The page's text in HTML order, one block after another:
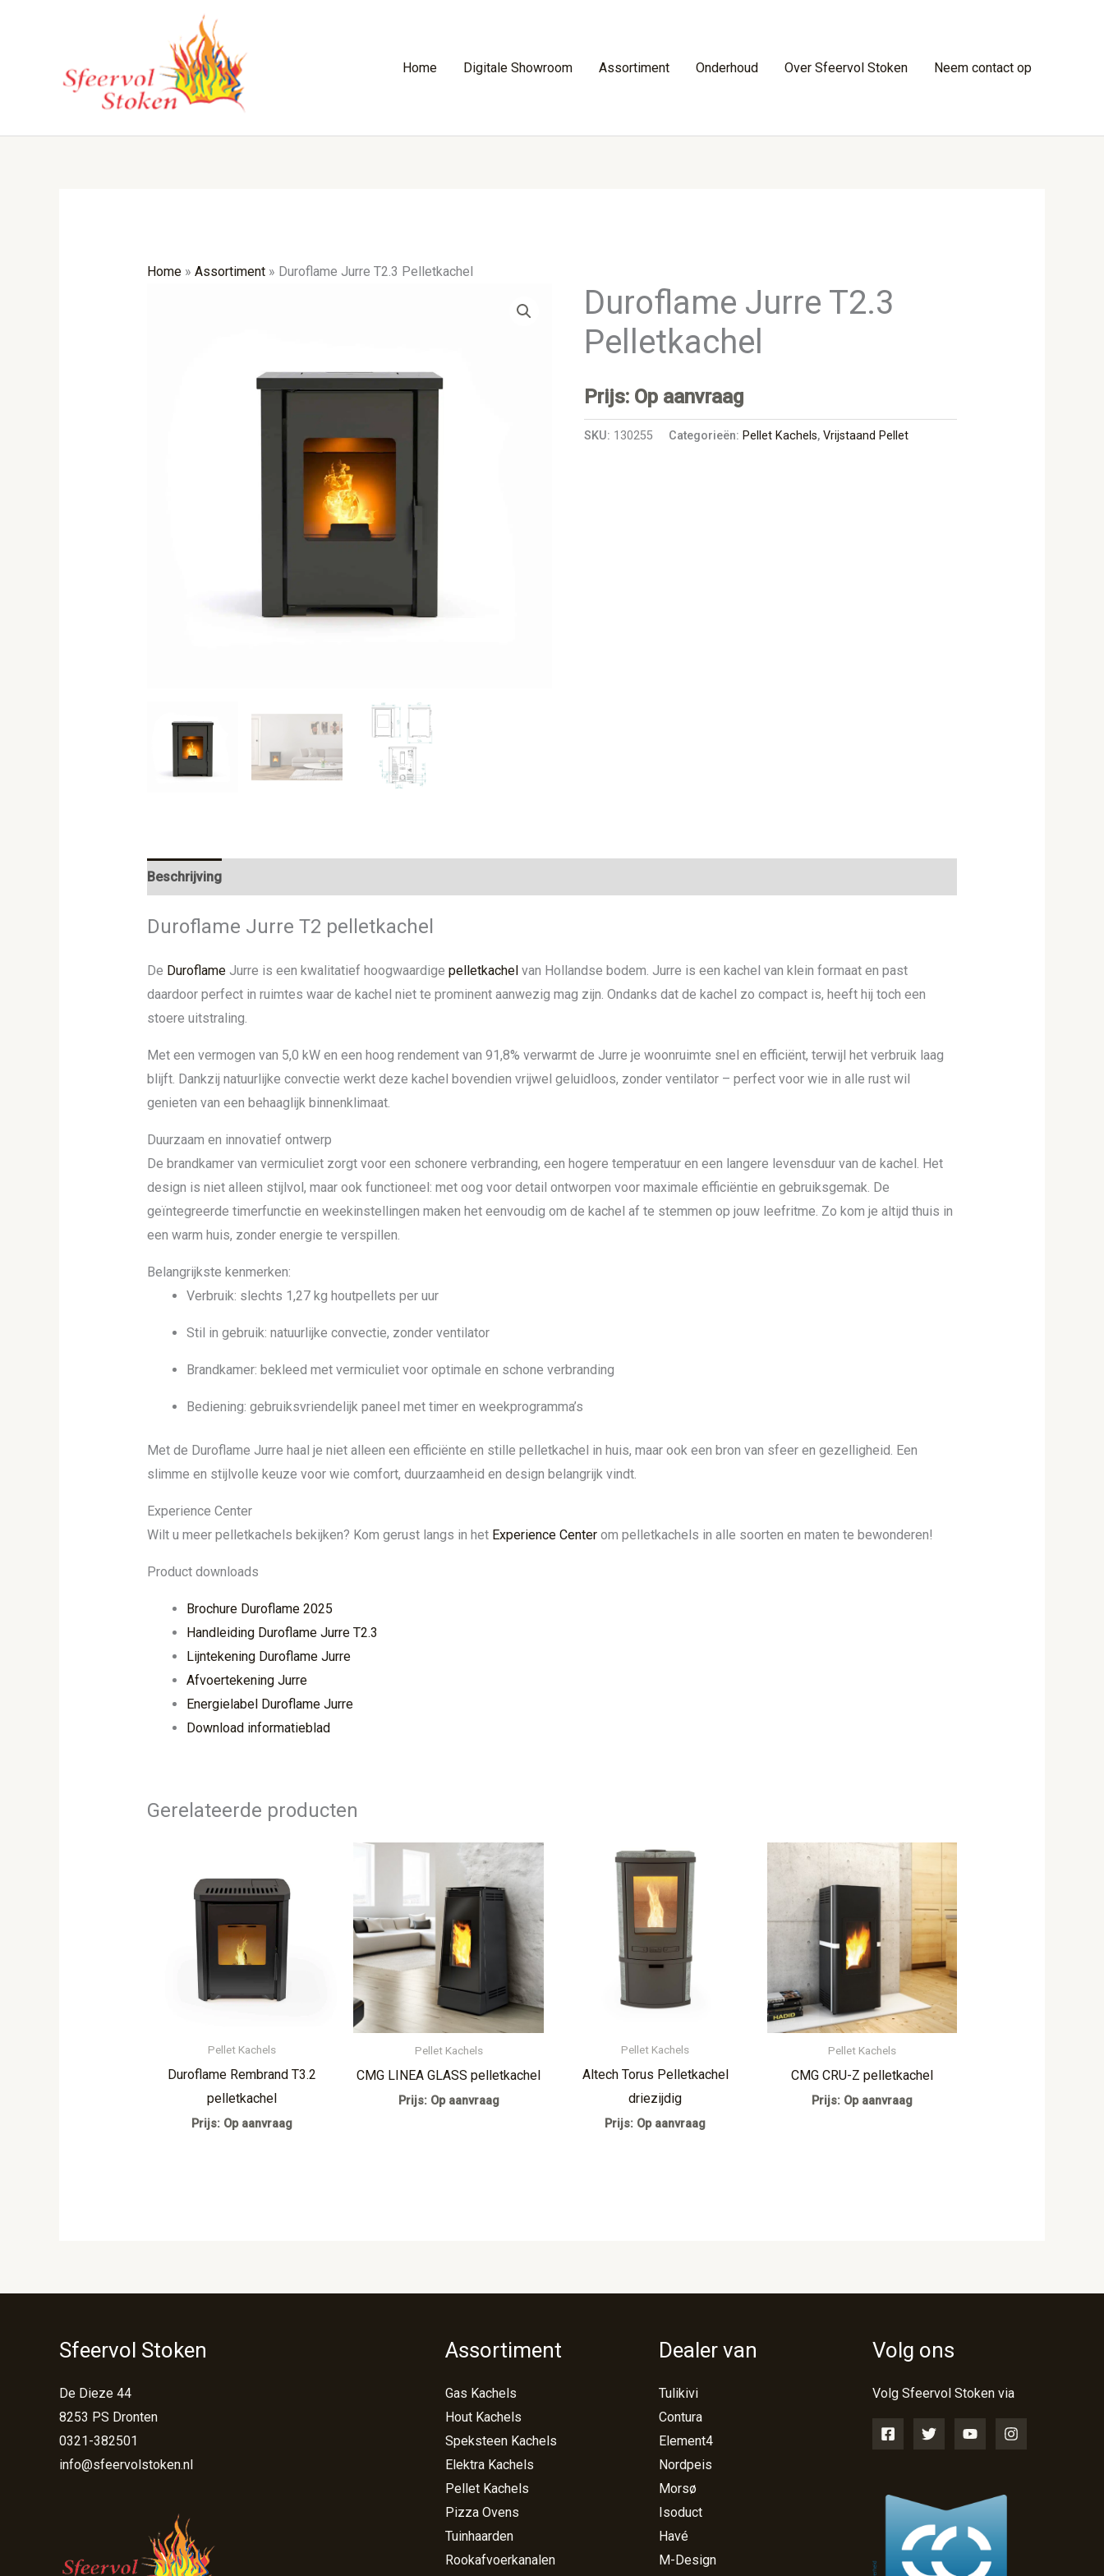
Home Digitale Showroom Assortiment Onderhoud Over Sfeervol Stoken Neem contact op
Home» Assortiment» Duroflame Jurre T2.3 Pelletkachel
Duroflame Jurre T2.3
Pelletkachel
Prijs: Op aanvraag
SKU: 130255 Categorieën: Pellet Kachels,Vrijstaand Pellet
Beschrijving
Duroflame Jurre T2 pelletkachel
De Duroflame Jurre is een kwalitatief hoogwaardige pelletkachel van Hollandse bodem. Jurre is een kachel van klein formaat en past
daardoor perfect in ruimtes waar de kachel niet te prominent aanwezig mag zijn. Ondanks dat de kachel zo compact is, heeft hij toch een
stoere uitstraling.
Met een vermogen van 5,0 kW en een hoog rendement van 91,8% verwarmt de Jurre je woonruimte snel en efficiënt, terwijl het verbruik laag
blijft. Dankzij natuurlijke convectie werkt deze kachel bovendien vrijwel geluidloos, zonder ventilator – perfect voor wie in alle rust wil
genieten van een behaaglijk binnenklimaat.
Duurzaam en innovatief ontwerp
De brandkamer van vermiculiet zorgt voor een schonere verbranding, een hogere temperatuur en een langere levensduur van de kachel. Het
design is niet alleen stijlvol, maar ook functioneel: met oog voor detail ontworpen voor maximale efficiëntie en gebruiksgemak. De
geïntegreerde timerfunctie en weekinstellingen maken het eenvoudig om de kachel af te stemmen op jouw leefritme. Zo kom je altijd thuis in
een warm huis, zonder energie te verspillen.
Belangrijkste kenmerken:
Verbruik: slechts 1,27 kg houtpellets per uur
Stil in gebruik: natuurlijke convectie, zonder ventilator
Brandkamer: bekleed met vermiculiet voor optimale en schone verbranding
Bediening: gebruiksvriendelijk paneel met timer en weekprogramma’s
Met de Duroflame Jurre haal je niet alleen een efficiënte en stille pelletkachel in huis, maar ook een bron van sfeer en gezelligheid. Een
slimme en stijlvolle keuze voor wie comfort, duurzaamheid en design belangrijk vindt.
Experience Center
Wilt u meer pelletkachels bekijken? Kom gerust langs in het Experience Centerom pelletkachels in alle soorten en maten te bewonderen!
Product downloads
Brochure Duroflame 2025
Handleiding Duroflame Jurre T2.3
Lijntekening Duroflame Jurre
Afvoertekening Jurre
Energielabel Duroflame Jurre
Download informatieblad
Gerelateerde producten
Pellet Kachels
Duroflame Rembrand T3.2
pelletkachel
Prijs: Op aanvraag
Pellet Kachels
CMG LINEA GLASS pelletkachel
Prijs: Op aanvraag
Pellet Kachels
Altech Torus Pelletkachel
driezijdig
Prijs: Op aanvraag
Pellet Kachels
CMG CRU-Z pelletkachel
Prijs: Op aanvraag
Sfeervol Stoken
De Dieze 44
8253 PS Dronten
0321-382501
info@sfeervolstoken.nl
Assortiment
Gas Kachels
Hout Kachels
Speksteen Kachels
Elektra Kachels
Pellet Kachels
Pizza Ovens
Tuinhaarden
Rookafvoerkanalen
Dealer van
Tulikivi
Contura
Element4
Nordpeis
Morsø
Isoduct
Havé
M-Design
Volg ons
Volg Sfeervol Stoken via